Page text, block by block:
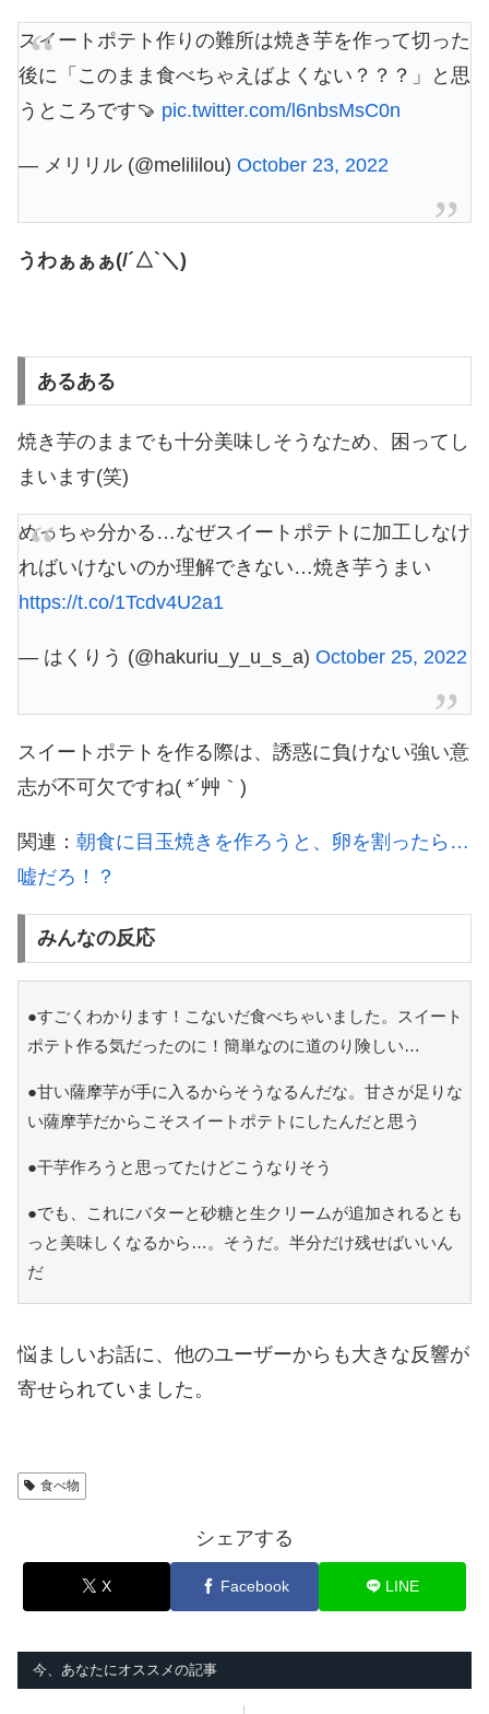
スイートポテト作りの難所は焼き芋を作って切った
後に「このまま食べちゃえばよくない？？？」と思
うところです🍠 pic.twitter.com/l6nbsMsC0n
— メリリル (@melililou) October 23, 2022
うわぁぁぁ(/´△`＼)
あるある
焼き芋のままでも十分美味しそうなため、困ってし
まいます(笑)
めっちゃ分かる…なぜスイートポテトに加工しなけ
ればいけないのか理解できない…焼き芋うまい
https://t.co/1Tcdv4U2a1
— はくりう (@hakuriu_y_u_s_a) October 25, 2022
スイートポテトを作る際は、誘惑に負けない強い意
志が不可欠ですね( *´艸｀)
関連： 朝食に目玉焼きを作ろうと、卵を割ったら…
嘘だろ！？
みんなの反応
●すごくわかります！こないだ食べちゃいました。スイート
ポテト作る気だったのに！簡単なのに道のり険しい…
●甘い薩摩芋が手に入るからそうなるんだな。甘さが足りな
い薩摩芋だからこそスイートポテトにしたんだと思う
●干芋作ろうと思ってたけどこうなりそう
●でも、これにバターと砂糖と生クリームが追加されるとも
っと美味しくなるから…。そうだ。半分だけ残せばいいん
だ
悩ましいお話に、他のユーザーからも大きな反響が
寄せられていました。
食べ物
シェアする
X Facebook LINE
今、あなたにオススメの記事